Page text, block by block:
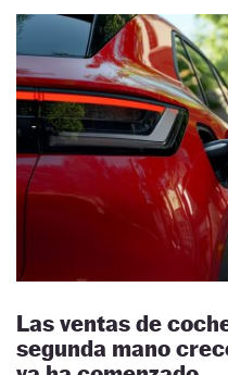
Las ventas de
segunda mano